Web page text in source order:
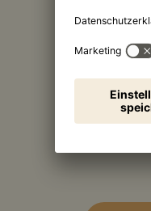
200 g
50 ml
25 ml